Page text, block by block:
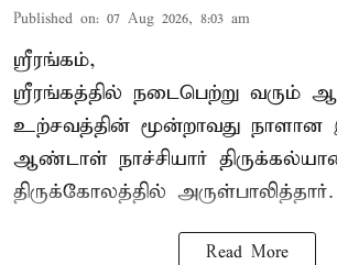
Published on: 07 Aug 2026, 8:03 am
ஸ்ரீரங்கம்,
ஸ்ரீரங்கத்தில் நடைபெற்று வரும்
உற்சவத்தின் மூன்றாவது நாளான
ஆண்டாள் நாச்சியார்
திருக்கோலத்தில் அருள்பாலித்தார்.
Read More